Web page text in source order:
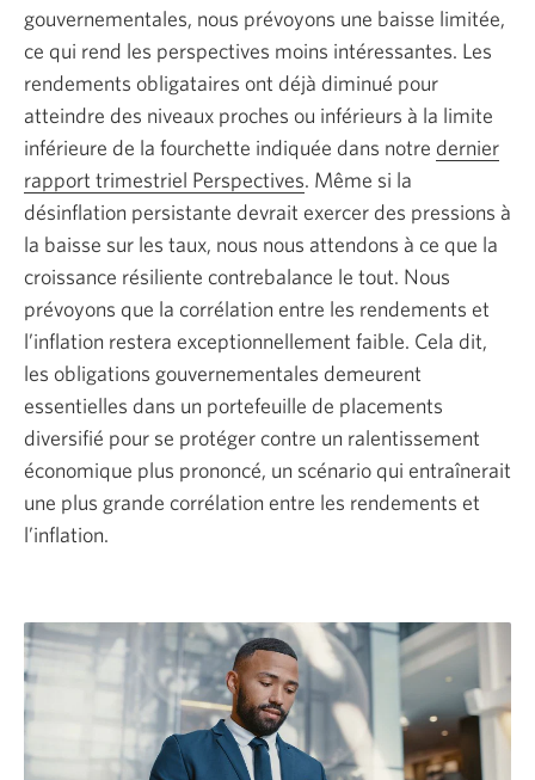
gouvernementales, nous prévoyons une baisse limitée,
ce qui rend les perspectives moins intéressantes. Les
rendements obligataires ont déjà diminué pour
atteindre des niveaux proches ou inférieurs à la limite
inférieure de la fourchette indiquée dans notre dernier
rapport trimestriel Perspectives. Même si la
désinflation persistante devrait exercer des pressions à
la baisse sur les taux, nous nous attendons à ce que la
croissance résiliente contrebalance le tout. Nous
prévoyons que la corrélation entre les rendements et
l’inflation restera exceptionnellement faible. Cela dit,
les obligations gouvernementales demeurent
essentielles dans un portefeuille de placements
diversifié pour se protéger contre un ralentissement
économique plus prononcé, un scénario qui entraînerait
une plus grande corrélation entre les rendements et
l’inflation.